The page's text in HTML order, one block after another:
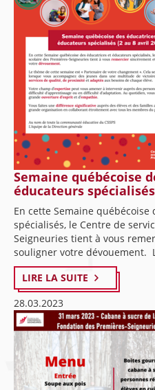
Semaine québécoise
éducateurs spécialisés
En cette Semaine
spécialisés, le Centre de
Seigneuries tient à vous
souligner votre dévouement.
LIRE LA SUITE
28.03.2023